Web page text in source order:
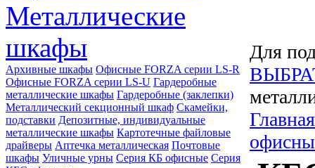
Металлические
шкафы
Архивные шкафы Офисные FORZA серии LS-R
Офисные FORZA серии LS-U Гардеробные
металлические шкафы Гардеробные (заклепки)
Металлический секционный шкаф Скамейки,
подставки Депозитные, индивидуальные
металлические шкафы Картотечные файловые
драйверы Аптечка металлическая Почтовые
шкафы Уличные урны Серия КБ офисные Серия
Для
Главная